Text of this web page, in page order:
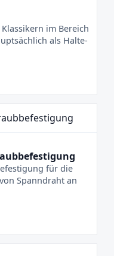
im Bereich
als Halte-
für die
Spanndraht an